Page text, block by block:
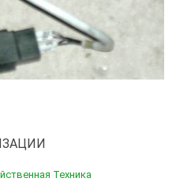
Техника